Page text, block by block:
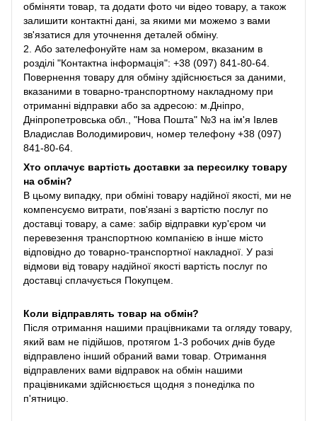
обміняти товар, та додати фото чи відео товару, а також
залишити контактні дані, за якими ми можемо з вами
зв'язатися для уточнення деталей обміну.
2. Або зателефонуйте нам за номером, вказаним в
розділі "Контактна інформація": +38 (097) 841-80-64.
Повернення товару для обміну здійснюється за даними,
вказаними в товарно-транспортному накладному при
отриманні відправки або за адресою: м.Дніпро,
Дніпропетровська обл., "Нова Пошта" №3 на ім'я Івлев
Владислав Володимирович, номер телефону +38 (097)
841-80-64.
Хто оплачує вартість доставки за пересилку товару
на обмін?
В цьому випадку, при обміні товару надійної якості, ми не
компенсуємо витрати, пов'язані з вартістю послуг по
доставці товару, а саме: забір відправки кур'єром чи
перевезення транспортною компанією в інше місто
відповідно до товарно-транспортної накладної. У разі
відмови від товару надійної якості вартість послуг по
доставці сплачується Покупцем.
Коли відправлять товар на обмін?
Після отримання нашими працівниками та огляду товару,
який вам не підійшов, протягом 1-3 робочих днів буде
відправлено інший обраний вами товар. Отримання
відправлених вами відправок на обмін нашими
працівниками здійснюється щодня з понеділка по
п'ятницю.